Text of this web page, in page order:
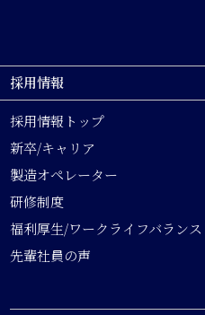
採用情報
採用情報トップ
新卒/キャリア
製造オペレーター
研修制度
福利厚生/ワークライフバランス
先輩社員の声